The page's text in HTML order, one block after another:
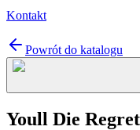
Kontakt
Powrót do katalogu
Youll Die